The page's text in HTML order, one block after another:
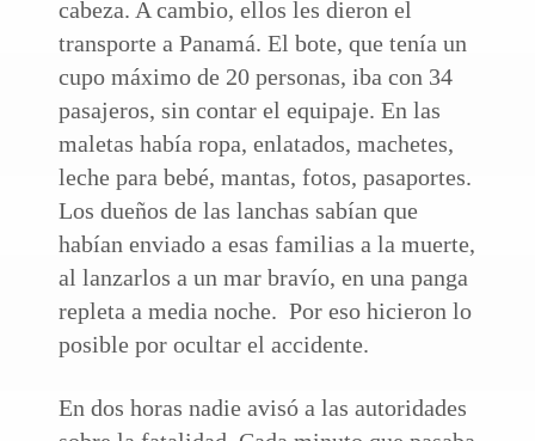
cabeza. A cambio, ellos les dieron el
transporte a Panamá. El bote, que tenía un
cupo máximo de 20 personas, iba con 34
pasajeros, sin contar el equipaje. En las
maletas había ropa, enlatados, machetes,
leche para bebé, mantas, fotos, pasaportes.
Los dueños de las lanchas sabían que
habían enviado a esas familias a la muerte,
al lanzarlos a un mar bravío, en una panga
repleta a media noche. Por eso hicieron lo
posible por ocultar el accidente.
En dos horas nadie avisó a las autoridades